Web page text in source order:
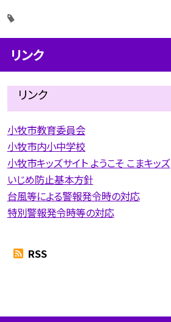
リンク
リンク
小牧市教育委員会
小牧市内小中学校
小牧市キッズサイト ようこそ こまキッズ
いじめ防止基本方針
台風等による警報発令時の対応
特別警報発令時等の対応
RSS